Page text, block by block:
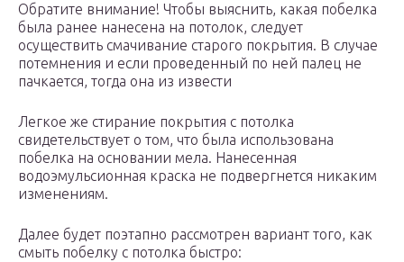
Обратите внимание! Чтобы выяснить, какая побелка
была ранее нанесена на потолок, следует
осуществить смачивание старого покрытия. В случае
потемнения и если проведенный по ней палец не
пачкается, тогда она из извести
Легкое же стирание покрытия с потолка
свидетельствует о том, что была использована
побелка на основании мела. Нанесенная
водоэмульсионная краска не подвергнется никаким
изменениям.
Далее будет поэтапно рассмотрен вариант того, как
смыть побелку с потолка быстро: